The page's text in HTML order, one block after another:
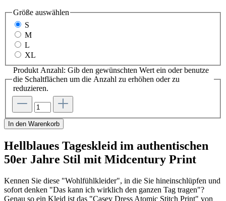
Größe auswählen
S
M
L
XL
Produkt Anzahl: Gib den gewünschten Wert ein oder benutze
die Schaltflächen um die Anzahl zu erhöhen oder zu
reduzieren.
In den Warenkorb
Hellblaues Tageskleid im authentischen
50er Jahre Stil mit Midcentury Print
Kennen Sie diese "Wohlfühlkleider", in die Sie hineinschlüpfen und
sofort denken "Das kann ich wirklich den ganzen Tag tragen"?
Genau so ein Kleid ist das "Casey Dress Atomic Stitch Print" von